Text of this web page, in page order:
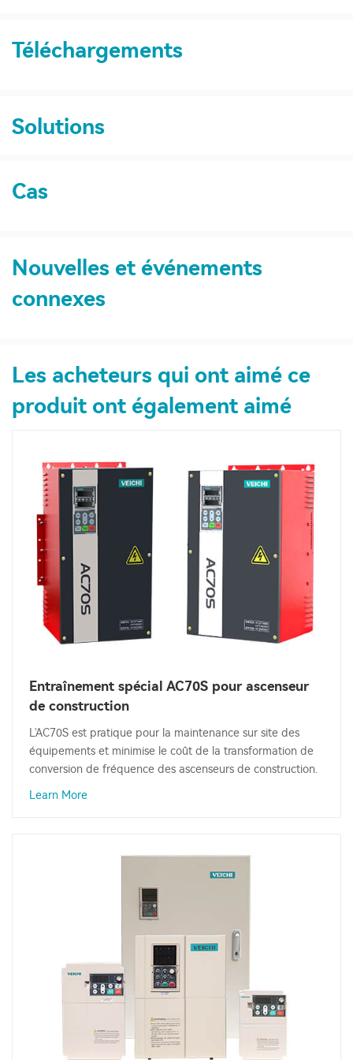
Téléchargements
Solutions
Cas
Nouvelles et événements
connexes
Les acheteurs qui ont aimé ce
produit ont également aimé
Entraînement spécial AC70S pour ascenseur
de construction
L'AC70S est pratique pour la maintenance sur site des
équipements et minimise le coût de la transformation de
conversion de fréquence des ascenseurs de construction.
Learn More